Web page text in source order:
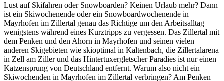
Lust auf Skifahren oder Snowboarden? Keinen Urlaub mehr? Dann
ist ein Skiwochenende oder ein Snowboardwochenende in
Mayrhofen im Zillertal genau das Richtige um den Arbeitsalltag
wenigstens während eines Kurztripps zu vergessen. Das Zillertal mit
dem Penken und den Ahorn in Mayrhofen und seinen vielen
anderen Skigebieten wie skioptimal in Kaltenbach, die Zillertalarena
in Zell am Ziller und das Hintertuxergletscher Paradies ist nur einen
Katzensprung von Deutschland entfernt. Warum also nicht ein
Skiwochenden in Mayrhofen im Zillertal verbringen? Am Penken